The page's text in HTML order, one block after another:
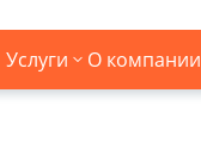
Услуги О компании